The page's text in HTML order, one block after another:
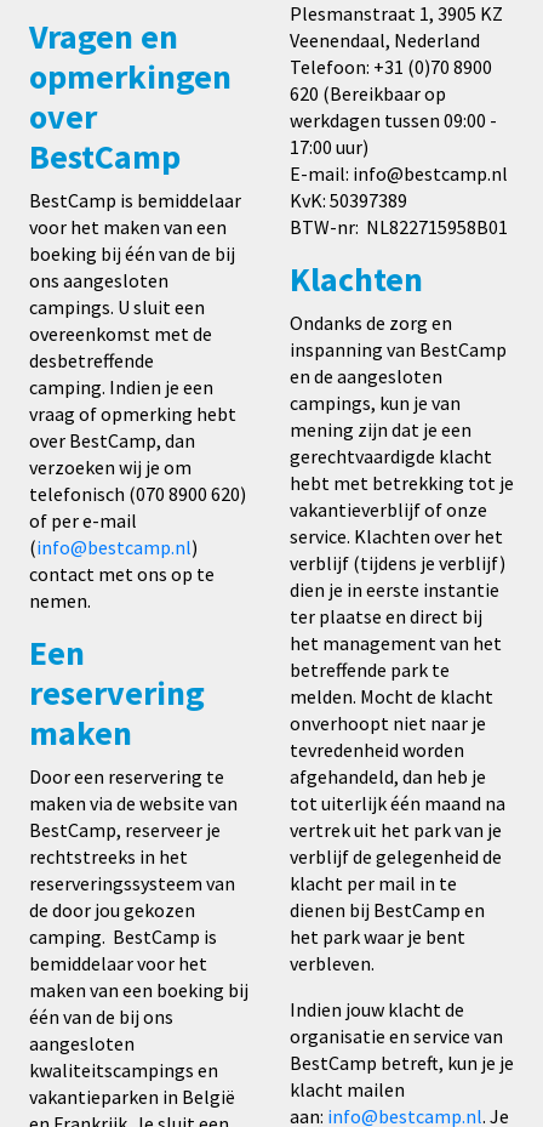
Vragen en
opmerkingen
over
BestCamp
BestCamp is bemiddelaar
voor het maken van een
boeking bij één van de bij
ons aangesloten
campings. U sluit een
overeenkomst met de
desbetreffende
camping. Indien je een
vraag of opmerking hebt
over BestCamp, dan
verzoeken wij je om
telefonisch (070 8900 620)
of per e-mail
(info@bestcamp.nl)
contact met ons op te
nemen.
Een
reservering
maken
Door een reservering te
maken via de website van
BestCamp, reserveer je
rechtstreeks in het
reserveringssysteem van
de door jou gekozen
camping. BestCamp is
bemiddelaar voor het
maken van een boeking bij
één van de bij ons
aangesloten
kwaliteitscampings en
vakantieparken in België
Plesmanstraat 1, 3905 KZ
Veenendaal, Nederland
Telefoon: +31 (0)70 8900
620 (Bereikbaar op
werkdagen tussen 09:00 -
17:00 uur)
E-mail: info@bestcamp.nl
KvK: 50397389
BTW-nr: NL822715958B01
Klachten
Ondanks de zorg en
inspanning van BestCamp
en de aangesloten
campings, kun je van
mening zijn dat je een
gerechtvaardigde klacht
hebt met betrekking tot je
vakantieverblijf of onze
service. Klachten over het
verblijf (tijdens je verblijf)
dien je in eerste instantie
ter plaatse en direct bij
het management van het
betreffende park te
melden. Mocht de klacht
onverhoopt niet naar je
tevredenheid worden
afgehandeld, dan heb je
tot uiterlijk één maand na
vertrek uit het park van je
verblijf de gelegenheid de
klacht per mail in te
dienen bij BestCamp en
het park waar je bent
verbleven.
Indien jouw klacht de
organisatie en service van
BestCamp betreft, kun je je
klacht mailen
aan: info@bestcamp.nl. Je